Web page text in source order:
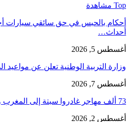
Top مشاهدة
أحكام بالحبس في حق سائقي سيارات
أحداث…
أغسطس 5, 2026
وزارة التربية الوطنية تعلن عن مواعيد
أغسطس 7, 2026
73 ألف مهاجر غادروا سبتة إلى المغرب وعدد القتلى يرتفع لـ71
أغسطس 2, 2026